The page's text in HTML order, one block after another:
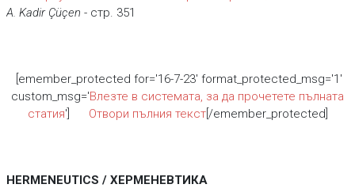
A. Kadir Çüçen - стр. 351
[emember_protected for='16-7-23' format_protected_msg='1'
custom_msg='Влезте в системата, за да прочетете пълната
статия'] Отвори пълния текст[/emember_protected]
HERMENEUTICS / ХЕРМЕНЕВТИКА